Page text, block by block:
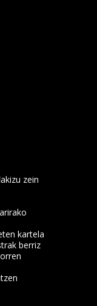
zein
kartela
berriz